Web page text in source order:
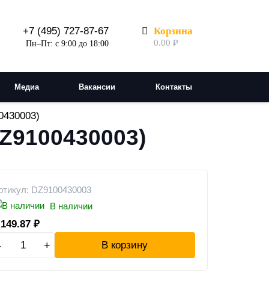
+7 (495) 727-87-67
Пн–Пт: с 9:00 до 18:00
Корзина
0.00 ₽
Медиа Вакансии Контакты
DZ9100430003
В наличии
₽
+ В корзину